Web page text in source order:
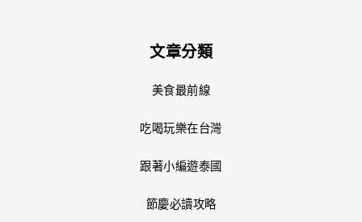
文章分類
美食最前線
吃喝玩樂在台灣
跟著小編遊泰國
節慶必讀攻略